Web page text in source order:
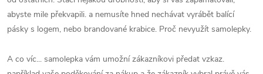
abyste mile překvapili. a nemusíte hned nechávat vyrábět balící
pásky s logem, nebo brandované krabice. Proč nevyužít samolepky.
A co víc... samolepka vám umožní zákazníkovi předat vzkaz.